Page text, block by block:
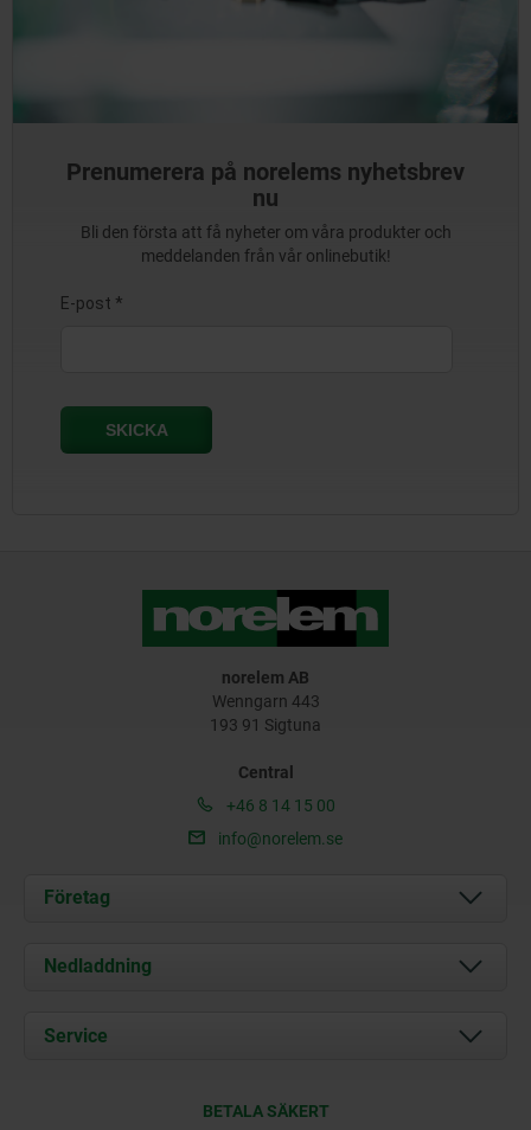
Prenumerera på norelems nyhetsbrev
nu
Bli den första att få nyheter om våra produkter och
meddelanden från vår onlinebutik!
norelem AB
Wenngarn 443
193 91 Sigtuna
Central
+46 8 14 15 00
info@norelem.se
Företag
Om oss
Kontakt
Nedladdning
Service
BETALA SÄKERT